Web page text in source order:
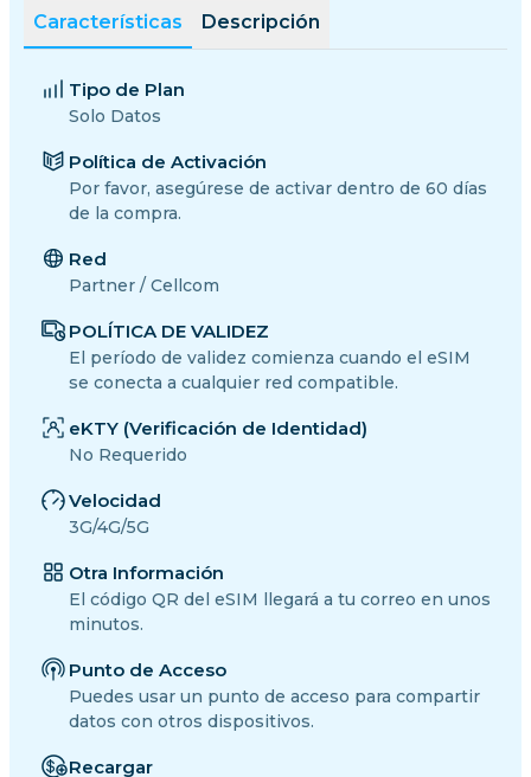
Características Descripción
Tipo de Plan
Solo Datos
Política de Activación
Por favor, asegúrese de activar dentro de 60 días
de la compra.
Red
Partner / Cellcom
POLÍTICA DE VALIDEZ
El período de validez comienza cuando el eSIM
se conecta a cualquier red compatible.
eKTY (Verificación de Identidad)
No Requerido
Velocidad
3G/4G/5G
Otra Información
El código QR del eSIM llegará a tu correo en unos
minutos.
Punto de Acceso
Puedes usar un punto de acceso para compartir
datos con otros dispositivos.
Recargar